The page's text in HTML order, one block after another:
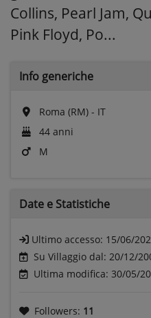
Collins, Pearl Jam,
Pink Floyd, Po...
Info generiche
Roma (RM) - IT
44 anni
M
Date e Statistiche
Ultimo accesso: 15/06/
Su Villaggio dal: 20/12/
Ultima modifica: 30/05/
Followers: 11